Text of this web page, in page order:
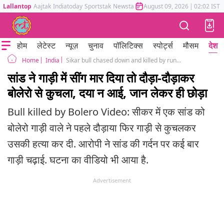
Lallantop Aajtak Indiatoday Sportstak Newstak Mumbai Tak Astrotak
August 09, 2026 | 02:02 IST
होम लेटेस्ट न्यूज़ चुनाव पॉलिटिक्स स्पोर्ट्स मौसम देश
Home India Sikar bull chased down and killed by running over vehicle video
सांड ने गाड़ी में सींग मार दिया तो दौड़ा-दौड़ाकर
बोलेरो से कुचला, दया न आई, जान लेकर ही छोड़ा
Bull killed by Bolero Video: सीकर में एक सांड को
बोलेरो गाड़ी वाले ने पहले दौड़ाया फिर गाड़ी से कुचलकर
उसकी हत्या कर दी. आरोपी ने सांड की गर्दन पर कई बार
गाड़ी चढ़ाई. घटना का वीडियो भी आया है.
Advertisement